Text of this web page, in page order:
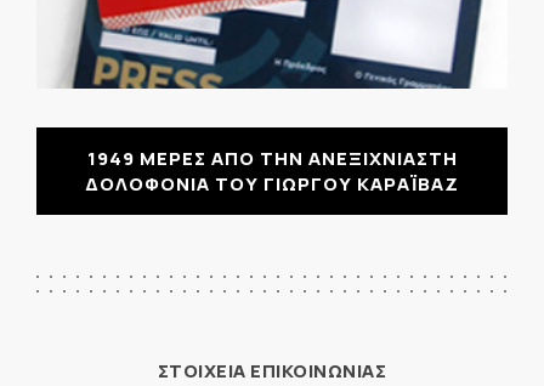
1949 ΜΕΡΕΣ ΑΠΟ ΤΗΝ ΑΝΕΞΙΧΝΙΑΣΤΗ
ΔΟΛΟΦΟΝΙΑ ΤΟΥ ΓΙΩΡΓΟΥ ΚΑΡΑΪΒΑΖ
ΣΤΟΙΧΕΙΑ ΕΠΙΚΟΙΝΩΝΙΑΣ